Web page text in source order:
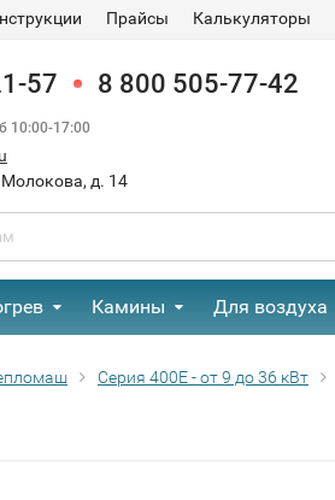
Прайсы Калькуляторы
57 8 800 505-77-42
10:00-17:00
Молокова, д. 14
Камины Для воздуха
Серия 400Е - от 9 до 36 кВт